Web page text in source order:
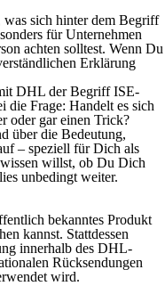
sich hinter dem Begriff
für Unternehmen
achten solltest. Wenn Du
Erklärung
DHL der Begriff ISE-
die Frage: Handelt es sich
oder gar einen Trick?
über die Bedeutung,
– speziell für Dich als
willst, ob Du Dich
unbedingt weiter.
bekanntes Produkt
kannst. Stattdessen
innerhalb des DHL-
Rücksendungen
wird.